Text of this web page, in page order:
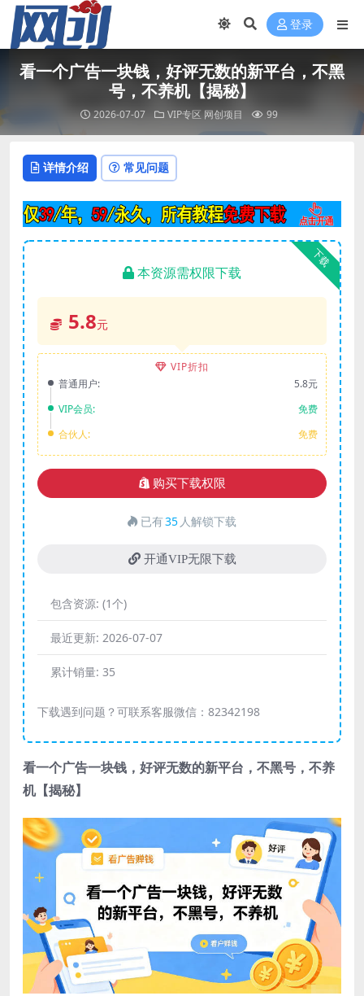
登录
看一个广告一块钱，好评无数的新平台，不黑
号，不养机【揭秘】
2026-07-07 VIP专区 网创项目 99
详情介绍 常见问题
下载
本资源需权限下载
5.8元
VIP折扣
普通用户:
5.8元
VIP会员:
免费
合伙人:
免费
购买下载权限
已有35 人解锁下载
开通VIP无限下载
包含资源: (1个)
最近更新: 2026-07-07
累计销量: 35
下载遇到问题？可联系客服微信：82342198
看一个广告一块钱，好评无数的新平台，不黑号，不养
机【揭秘】